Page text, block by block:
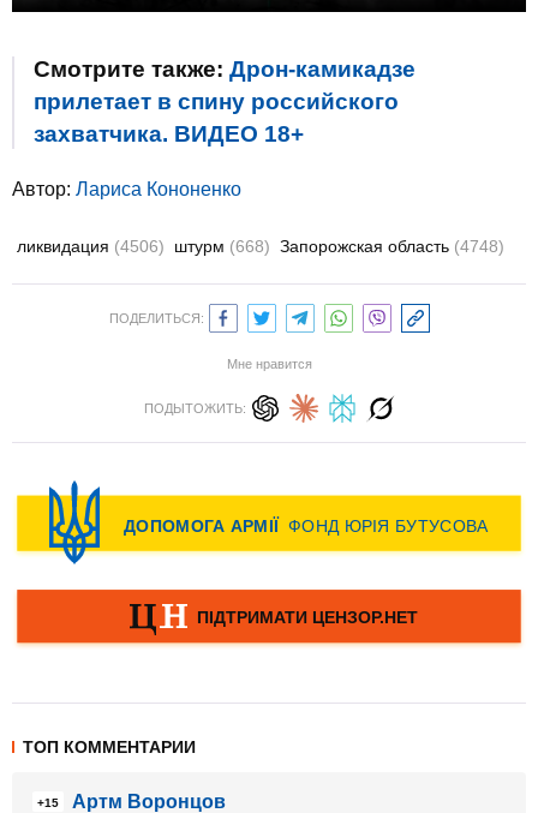
Смотрите также: Дрон-камикадзе
прилетает в спину российского
захватчика. ВИДЕО 18+
Автор: Лариса Кононенко
ликвидация (4506) штурм (668) Запорожская область (4748)
ПОДЕЛИТЬСЯ:
Мне нравится
ПОДЫТОЖИТЬ:
ТОП КОММЕНТАРИИ
+15
Артм Воронцов